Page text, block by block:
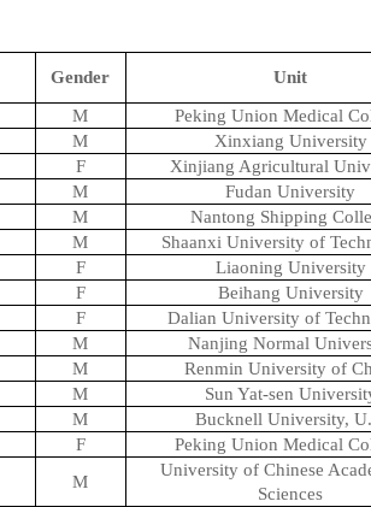
Gender
Unit
M
Peking Union Medical
M
Xinxiang University
F
Xinjiang Agricultural
M
Fudan University
M
Nantong Shipping
M
Shaanxi University of
F
Liaoning University
F
Beihang University
F
Dalian University of
M
Nanjing Normal
M
Renmin University of
M
Sun Yat-sen
M
Bucknell University,
F
Peking Union Medical
M
University of Chinese
Sciences